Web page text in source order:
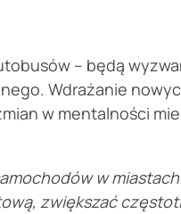
– będą
Wdrażanie
w mentalności
w
zwiększać